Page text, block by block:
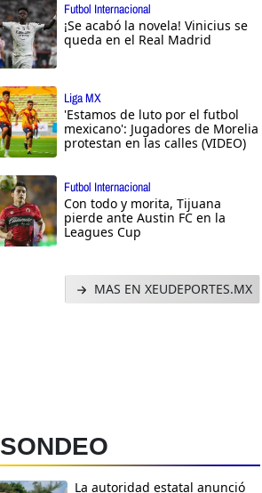
Futbol Internacional
¡Se acabó la novela! Vinicius se
queda en el Real Madrid
Liga MX
'Estamos de luto por el futbol
mexicano': Jugadores de Morelia
protestan en las calles (VIDEO)
Futbol Internacional
Con todo y morita, Tijuana
pierde ante Austin FC en la
Leagues Cup
MAS EN XEUDEPORTES.MX
SONDEO
La autoridad estatal anunció